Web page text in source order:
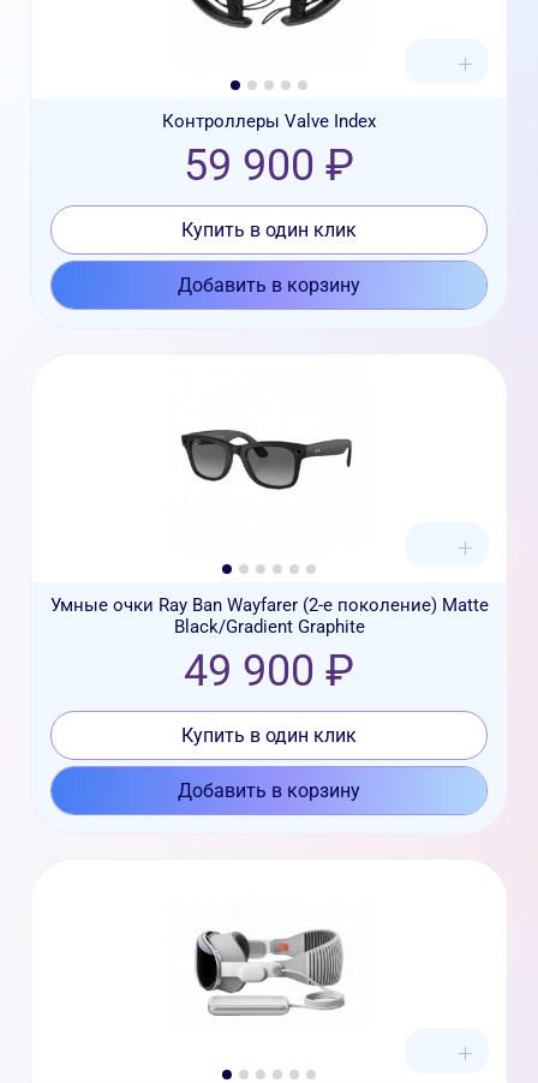
Контроллеры Valve Index
59 900 ₽
Купить в один клик
Добавить в корзину
Умные очки Ray Ban Wayfarer (2-е поколение) Matte
Black/Gradient Graphite
49 900 ₽
Купить в один клик
Добавить в корзину